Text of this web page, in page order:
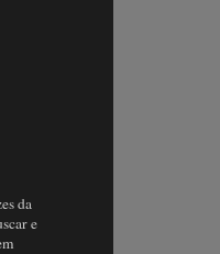
da
e